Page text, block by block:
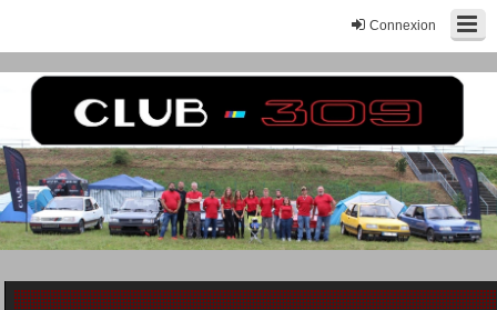
Connexion